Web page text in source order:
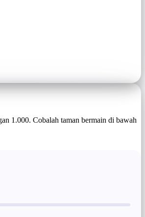
1.000. Cobalah taman bermain di bawah